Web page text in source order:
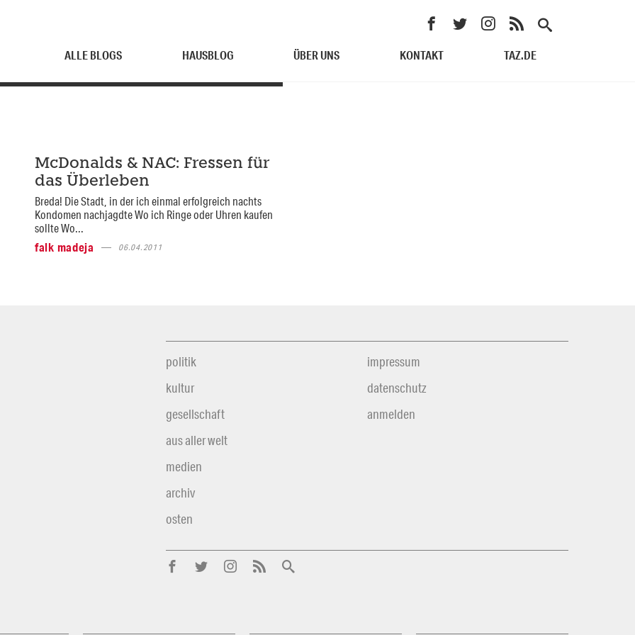
ALLE BLOGS HAUSBLOG ÜBER UNS KONTAKT TAZ.DE
McDonalds & NAC: Fressen für
das Überleben
Breda! Die Stadt, in der ich einmal erfolgreich nachts
Kondomen nachjagdte Wo ich Ringe oder Uhren kaufen
sollte Wo...
falk madeja
06.04.2011
politik
kultur
gesellschaft
aus aller welt
medien
archiv
osten
impressum
datenschutz
anmelden